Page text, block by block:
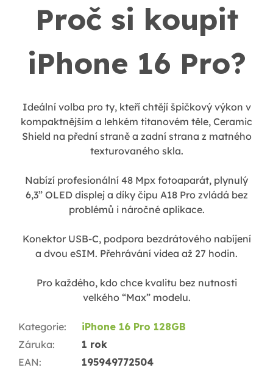
Proč si koupit
iPhone 16 Pro?
Ideální volba pro ty, kteří chtějí špičkový výkon v
kompaktnějším a lehkém titanovém těle, Ceramic
Shield na přední straně a zadní strana z matného
texturovaného skla.
Nabízí profesionální 48 Mpx fotoaparát, plynulý
6,3” OLED displej a díky čipu A18 Pro zvládá bez
problémů i náročné aplikace.
Konektor USB-C, podpora bezdrátového nabíjení
a dvou eSIM. Přehrávání videa až 27 hodin.
Pro každého, kdo chce kvalitu bez nutnosti
velkého “Max” modelu.
Kategorie:
iPhone 16 Pro 128GB
Záruka:
1 rok
EAN:
195949772504